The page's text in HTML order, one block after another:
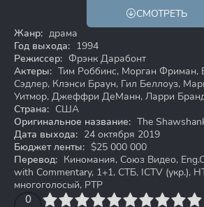
СМОТРЕТЬ
Жанр: драма
Год выхода: 1994
Режиссер: Фрэнк Дарабонт
Актеры: Тим Роббинс, Морган Фриман,
Сэдлер, Клэнси Браун, Гил Беллоуз,
Уитмор, Джеффри ДеМанн, Ларри
Страна: США
Оригинальное название: The
Дата выхода: 24 октября 2019
Бюджет ленты: $25 000 000
Перевод: Киномания, Союз Видео,
with Commentary, 1+1, СТБ, ICTV (укр.),
многоголосый, РТР
0
4 6 7 8 9 10